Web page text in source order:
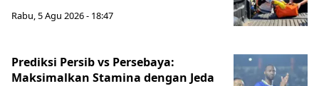
Rabu, 5 Agu 2026 - 18:47
Prediksi Persib vs Persebaya:
Maksimalkan Stamina dengan Jeda